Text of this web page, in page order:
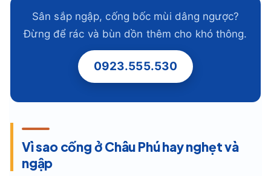
Sân sắp ngập, cống bốc mùi dâng ngược?
Đừng để rác và bùn dồn thêm cho khó thông.
0923.555.530
Vì sao cống ở Châu Phú hay nghẹt và
ngập